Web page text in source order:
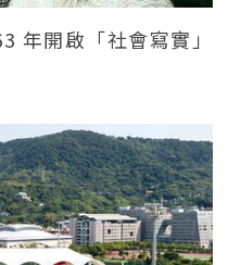
年開啟「社會寫實」